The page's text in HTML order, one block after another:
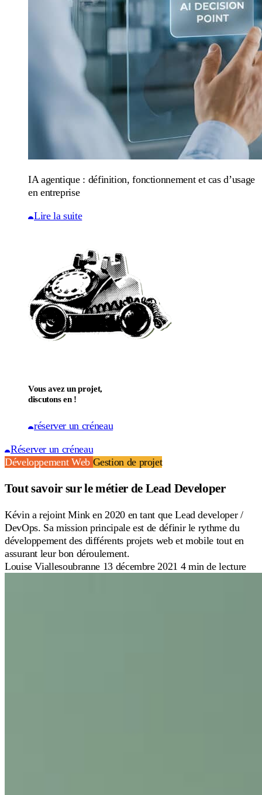
IA agentique : définition, fonctionnement et cas d’usage
en entreprise
Lire la suite
Vous avez un projet,
discutons en !
réserver un créneau
Réserver un créneau
Développement Web Gestion de projet
Tout savoir sur le métier de Lead Developer
Kévin a rejoint Mink en 2020 en tant que Lead developer /
DevOps. Sa mission principale est de définir le rythme du
développement des différents projets web et mobile tout en
assurant leur bon déroulement.
Louise Viallesoubranne 13 décembre 2021 4 min de lecture